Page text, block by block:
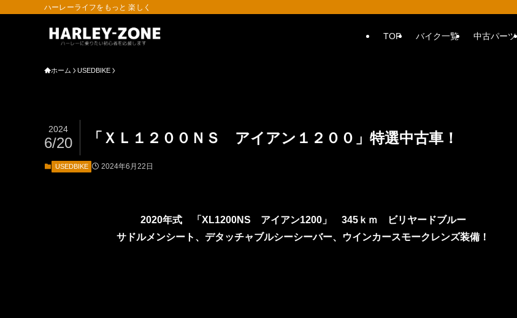
ハーレーライフをもっと 楽しく
TOP バイク一覧 中古パーツ
ホーム USEDBIKE
「ＸＬ１２００ＮＳ アイアン１２００」特選中古車！
2024
6/20
USEDBIKE 2024年6月22日
2020年式 「XL1200NS アイアン1200」 345ｋｍ ビリヤードブルー
サドルメンシート、デタッチャブルシーシーバー、ウインカースモークレンズ装備！